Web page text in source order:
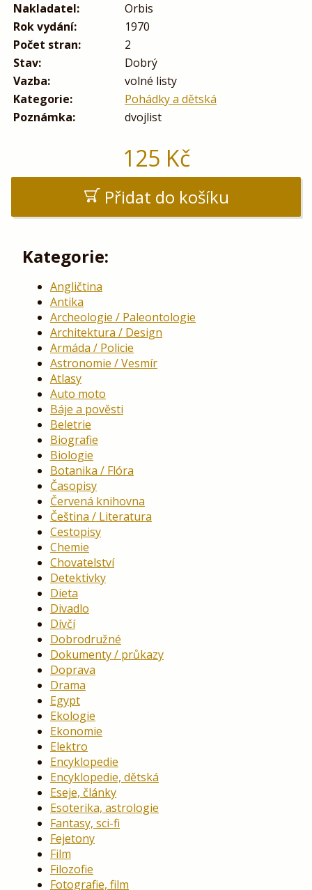
Nakladatel:
Orbis
Rok vydání:
1970
Počet stran:
2
Stav:
Dobrý
Vazba:
volné listy
Kategorie:
Pohádky a dětská
Poznámka:
dvojlist
125 Kč
Přidat do košíku
Kategorie:
Angličtina
Antika
Archeologie / Paleontologie
Architektura / Design
Armáda / Policie
Astronomie / Vesmír
Atlasy
Auto moto
Báje a pověsti
Beletrie
Biografie
Biologie
Botanika / Flóra
Časopisy
Červená knihovna
Čeština / Literatura
Cestopisy
Chemie
Chovatelství
Detektivky
Dieta
Divadlo
Dívčí
Dobrodružné
Dokumenty / průkazy
Doprava
Drama
Egypt
Ekologie
Ekonomie
Elektro
Encyklopedie
Encyklopedie, dětská
Eseje, články
Esoterika, astrologie
Fantasy, sci-fi
Fejetony
Film
Filozofie
Fotografie, film